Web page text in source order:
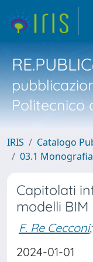
Politecnico
IRIS Catalogo
03.1
Capitolati
modelli BIM
F. Re Cecconi;
2024-01-01